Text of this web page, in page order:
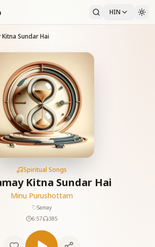
HIN
Kitna Sundar Hai
Spiritual Songs
Kitna Sundar Hai
Minu Purushottam
Samay
6:57
385